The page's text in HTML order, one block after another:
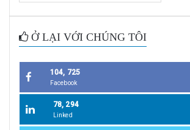
Ở LẠI VỚI CHÚNG TÔI
104, 725
Facebook
78, 294
Linked